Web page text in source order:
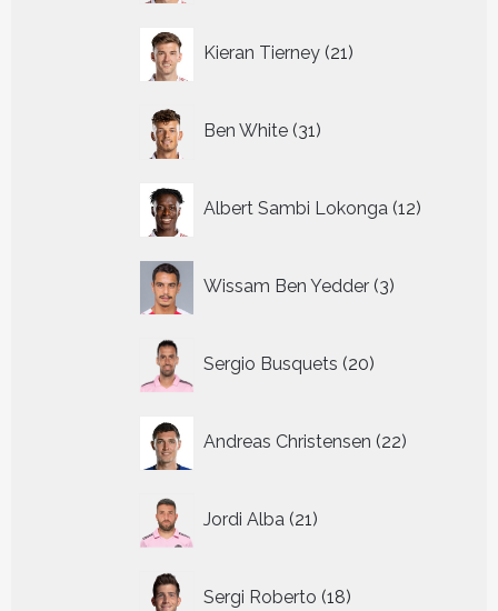
Kieran Tierney 21
producten
Ben White 31
producten
Albert Sambi Lokonga 12
Wissam Ben Yedder 3
producten
Sergio Busquets 20
producten
Andreas Christensen 22
producten
Jordi Alba 21
producten
Sergi Roberto 18